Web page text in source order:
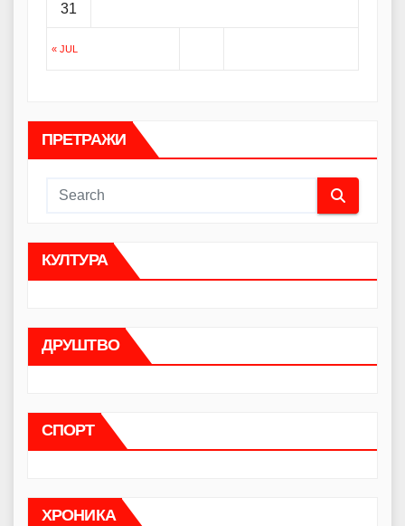
« JUL
31
ПРЕТРАЖИ
КУЛТУРА
ДРУШТВО
СПОРТ
ХРОНИКА